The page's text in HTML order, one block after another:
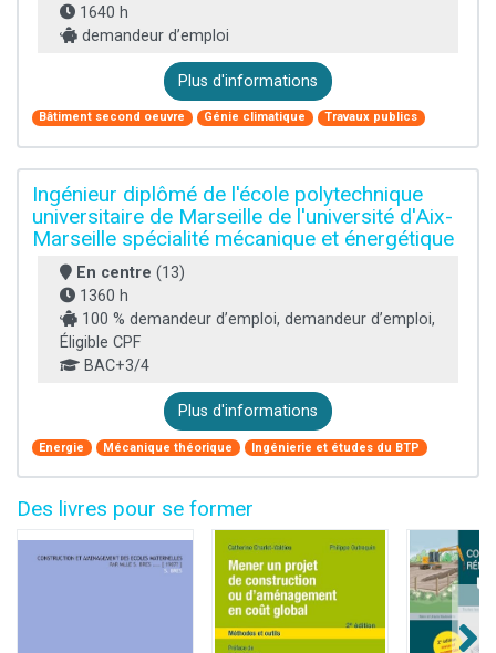
1640 h
demandeur d’emploi
Plus d'informations
Bâtiment second oeuvre Génie climatique Travaux publics
Ingénieur diplômé de l'école polytechnique
universitaire de Marseille de l'université d'Aix-
Marseille spécialité mécanique et énergétique
En centre (13)
1360 h
100 % demandeur d’emploi, demandeur d’emploi,
Éligible CPF
BAC+3/4
Plus d'informations
Energie Mécanique théorique Ingénierie et études du BTP
Des livres pour se former